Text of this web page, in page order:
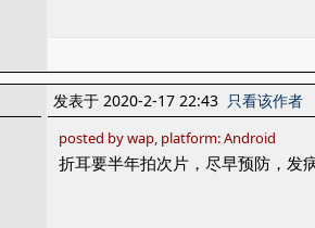
发表于 2020-2-17 22:43 只看该作者
posted by wap, platform: Android
折耳要半年拍次片，尽早预防，发